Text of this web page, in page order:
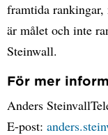
framtida
är målet och inte
Steinwall.
För mer
Anders
E-post: